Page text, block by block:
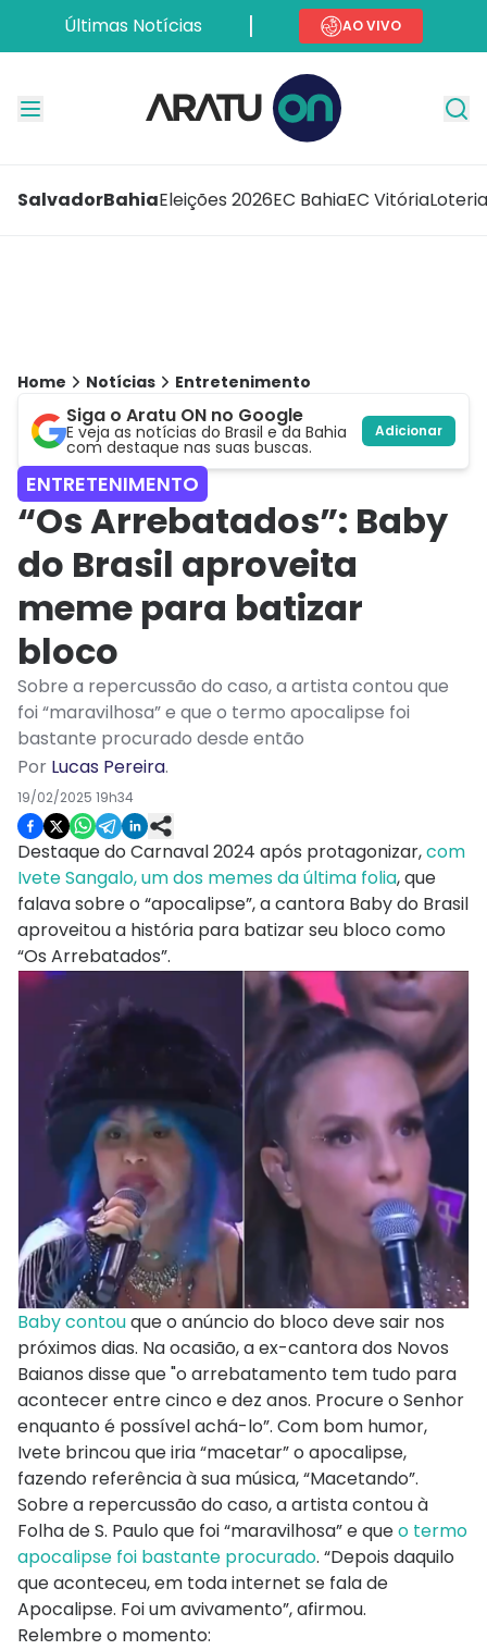
Últimas Notícias AO VIVO
SalvadorBahiaEleições 2026EC BahiaEC Vitória
Home Notícias Entretenimento
Siga o Aratu ON no Google
E veja as notícias do Brasil e da Bahia
com destaque nas suas buscas.
Adicionar
ENTRETENIMENTO
“Os Arrebatados”: Baby
do Brasil aproveita
meme para batizar
bloco
Sobre a repercussão do caso, a artista contou que
foi “maravilhosa” e que o termo apocalipse foi
bastante procurado desde então
Por Lucas Pereira.
19/02/2025 19h34
Destaque do Carnaval 2024 após protagonizar,com
Ivete Sangalo, um dos memes da última folia, que
falava sobre o “apocalipse”, a cantora Baby do Brasil
aproveitou a história para batizar seu bloco como
“Os Arrebatados”.
Baby contouque o anúncio do bloco deve sair nos
próximos dias. Na ocasião, a ex-cantora dos Novos
Baianos disse que "o arrebatamento tem tudo para
acontecer entre cinco e dez anos. Procure o Senhor
enquanto é possível achá-lo”. Com bom humor,
Ivete brincou que iria “macetar” o apocalipse,
fazendo referência à sua música, “Macetando”.
Sobre a repercussão do caso, a artista contou à
Folha de S. Paulo que foi “maravilhosa” e queo termo
apocalipse foi bastante procurado. “Depois daquilo
que aconteceu, em toda internet se fala de
Apocalipse. Foi um avivamento”, afirmou.
Relembre o momento: